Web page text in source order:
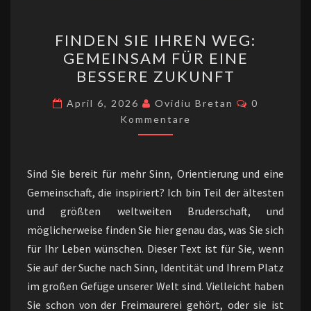
SIE
IHREN
WEG:
GEMEINSAM
FÜR
EINE
ZUKUNFT
FINDEN SIE IHREN WEG:
GEMEINSAM FÜR EINE
BESSERE ZUKUNFT
April 6, 2026 Ovidiu Bretan
0
Kommentare
Sind Sie bereit für mehr Sinn, Orientierung und eine
Gemeinschaft, die inspiriert? Ich bin Teil der ältesten
und größten weltweiten Bruderschaft, und
möglicherweise finden Sie hier genau das, was Sie sich
für Ihr Leben wünschen. Dieser Text ist für Sie, wenn
Sie auf der Suche nach Sinn, Identität und Ihrem Platz
im großen Gefüge unserer Welt sind. Vielleicht haben
Sie schon von der Freimaurerei gehört, oder sie ist